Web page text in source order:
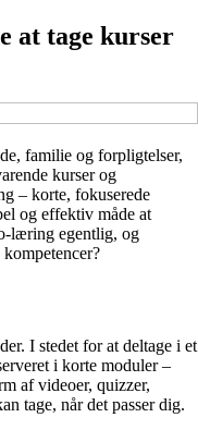
at tage kurser
familie og forpligtelser,
kurser og
– korte, fokuserede
og effektiv måde at
læring egentlig, og
I stedet for at deltage i et
i korte moduler –
af videoer, quizzer,
tage, når det passer dig.